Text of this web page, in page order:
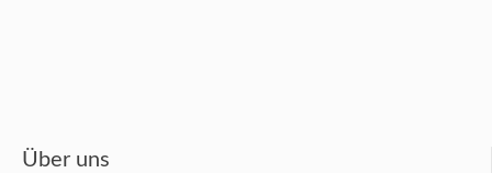
Über uns